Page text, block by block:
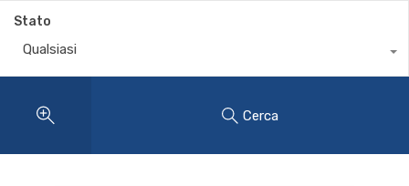
Stato
Qualsiasi
Cerca